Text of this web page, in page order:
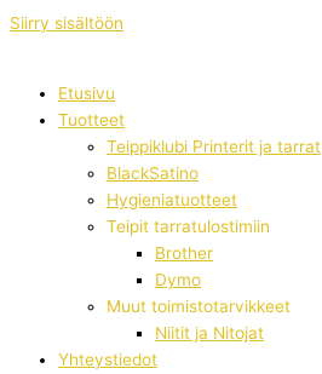
Siirry sisältöön
Etusivu
Tuotteet
Teippiklubi Printerit ja tarrat
BlackSatino
Hygieniatuotteet
Teipit tarratulostimiin
Brother
Dymo
Muut toimistotarvikkeet
Niitit ja Nitojat
Yhteystiedot